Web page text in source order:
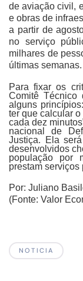
de aviação civil,
e obras de
a partir de
no serviço
milhares de
últimas semanas.
Para fixar os
Comitê Técnico
alguns
ter que calcular
cada dez
nacional de
Justiça. Ela
desenvolvidos
população por
prestam serviços
Por: Juliano
(Fonte: Valor
NOTICIA